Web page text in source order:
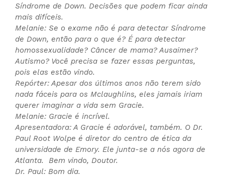
Síndrome de Down. Decisões que podem ficar ainda
mais difíceis.
Melanie: Se o exame não é para detectar Síndrome
de Down, então para o que é? É para detectar
homossexualidade? Câncer de mama? Ausaimer?
Autismo? Você precisa se fazer essas perguntas,
pois elas estão vindo.
Repórter: Apesar dos últimos anos não terem sido
nada fáceis para os Mclaughlins, eles jamais iriam
querer imaginar a vida sem Gracie.
Melanie: Gracie é incrível.
Apresentadora: A Gracie é adorável, também. O Dr.
Paul Root Wolpe é diretor do centro de ética da
universidade de Emory. Ele junta-se a nós agora de
Atlanta. Bem vindo, Doutor.
Dr. Paul: Bom dia.